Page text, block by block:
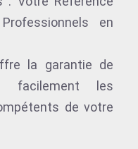
en
la garantie de
facilement les
de votre